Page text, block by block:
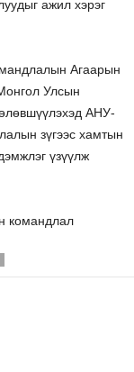
ажил хэрэг
Агаарын
Улсын
АНУ-
зүгээс хамтын
үзүүлж
командлал